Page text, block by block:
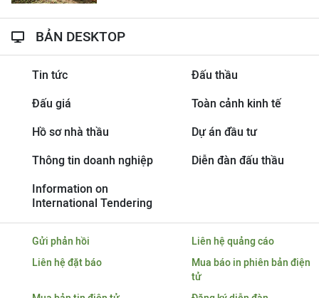
BẢN DESKTOP
Tin tức Đấu thầu
Đấu giá Toàn cảnh kinh tế
Hồ sơ nhà thầu Dự án đầu tư
Thông tin doanh nghiệp Diễn đàn đấu thầu
Information on
International Tendering
Gửi phản hồi
Liên hệ quảng cáo
Liên hệ đặt báo
Mua báo in phiên bản điện
tử